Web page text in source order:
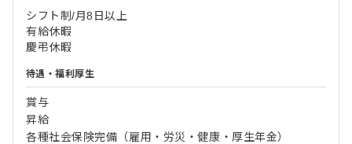
シフト制/月8日以上
有給休暇
慶弔休暇
待遇・福利厚生
賞与
昇給
各種社会保険完備（雇用・労災・健康・厚生年金）